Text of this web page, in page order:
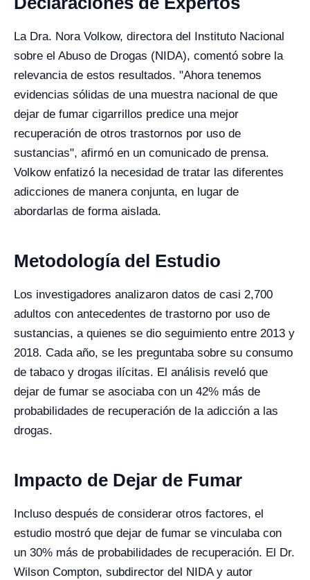
La Dra. Nora Volkow, directora del Instituto Nacional
sobre el Abuso de Drogas (NIDA), comentó sobre la
relevancia de estos resultados. "Ahora tenemos
evidencias sólidas de una muestra nacional de que
dejar de fumar cigarrillos predice una mejor
recuperación de otros trastornos por uso de
sustancias", afirmó en un comunicado de prensa.
Volkow enfatizó la necesidad de tratar las diferentes
adicciones de manera conjunta, en lugar de
abordarlas de forma aislada.
Metodología del Estudio
Los investigadores analizaron datos de casi 2,700
adultos con antecedentes de trastorno por uso de
sustancias, a quienes se dio seguimiento entre 2013 y
2018. Cada año, se les preguntaba sobre su consumo
de tabaco y drogas ilícitas. El análisis reveló que
dejar de fumar se asociaba con un 42% más de
probabilidades de recuperación de la adicción a las
drogas.
Impacto de Dejar de Fumar
Incluso después de considerar otros factores, el
estudio mostró que dejar de fumar se vinculaba con
un 30% más de probabilidades de recuperación. El Dr.
Wilson Compton, subdirector del NIDA y autor